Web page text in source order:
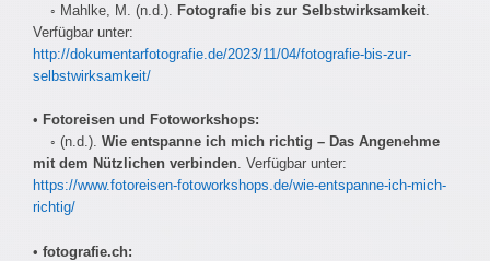
◦ Mahlke, M. (n.d.). Fotografie bis zur Selbstwirksamkeit.
Verfügbar unter:
http://dokumentarfotografie.de/2023/11/04/fotografie-bis-zur-
selbstwirksamkeit/
• Fotoreisen und Fotoworkshops:
◦ (n.d.). Wie entspanne ich mich richtig – Das Angenehme
mit dem Nützlichen verbinden. Verfügbar unter:
https://www.fotoreisen-fotoworkshops.de/wie-entspanne-ich-mich-
richtig/
• fotografie.ch: